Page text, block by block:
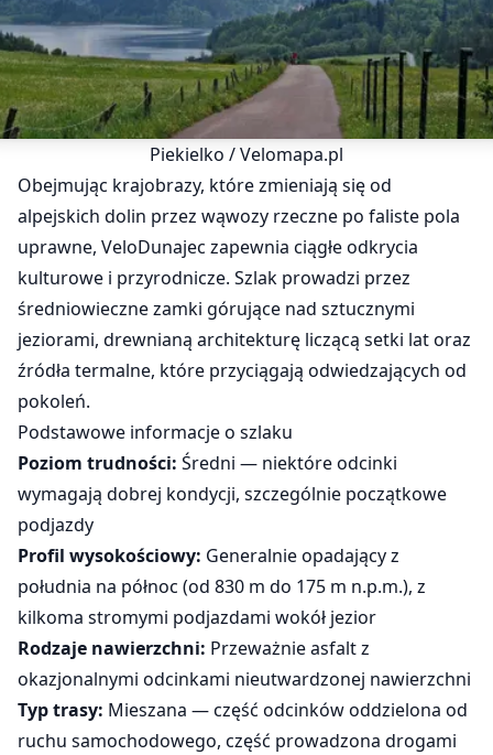
Piekielko / Velomapa.pl
Obejmując krajobrazy, które zmieniają się od
alpejskich dolin przez wąwozy rzeczne po faliste pola
uprawne, VeloDunajec zapewnia ciągłe odkrycia
kulturowe i przyrodnicze. Szlak prowadzi przez
średniowieczne zamki górujące nad sztucznymi
jeziorami, drewnianą architekturę liczącą setki lat oraz
źródła termalne, które przyciągają odwiedzających od
pokoleń.
Podstawowe informacje o szlaku
Poziom trudności: Średni — niektóre odcinki
wymagają dobrej kondycji, szczególnie początkowe
podjazdy
Profil wysokościowy: Generalnie opadający z
południa na północ (od 830 m do 175 m n.p.m.), z
kilkoma stromymi podjazdami wokół jezior
Rodzaje nawierzchni: Przeważnie asfalt z
okazjonalnymi odcinkami nieutwardzonej nawierzchni
Typ trasy: Mieszana — część odcinków oddzielona od
ruchu samochodowego, część prowadzona drogami